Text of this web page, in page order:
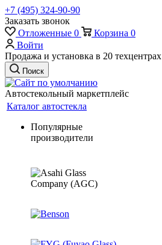
+7 (495) 324-90-90
Заказать звонок
Отложенные 0 Корзина 0
Войти
Продажа и установка в 20 техцентрах
Поиск
Автостекольный маркетплейс
Каталог автостекла
Популярные
производители